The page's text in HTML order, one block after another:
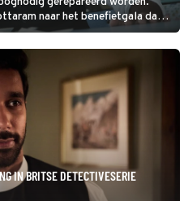
naar het benefietgala dat
landgoed. De feestelijkheden
wordt een dode gevonden.
IN BRITSE DETECTIVESERIE